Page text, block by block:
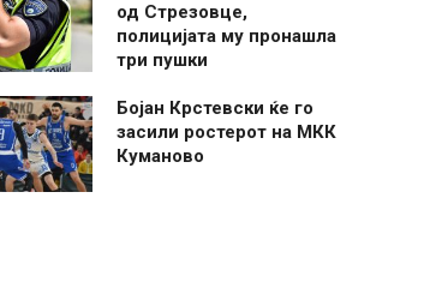
од Стрезовце,
полицијата му пронашла
три пушки
Бојан Крстевски ќе го
засили ростерот на МКК
Куманово